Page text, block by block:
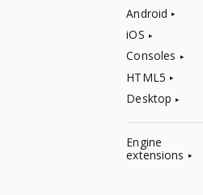
Android
iOS
Consoles
HTML5
Desktop
Engine
extensions